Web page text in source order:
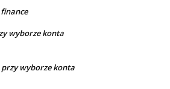
wyborze konta
przy wyborze konta